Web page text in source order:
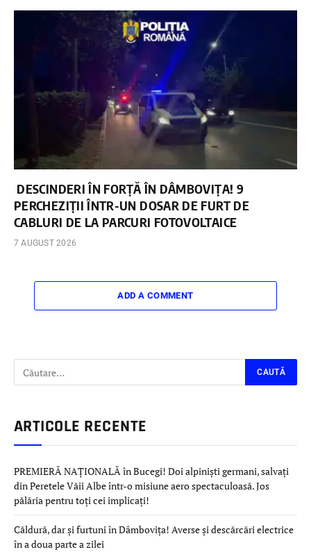
DESCINDERI ÎN FORȚĂ ÎN DÂMBOVIȚA! 9
PERCHEZIȚII ÎNTR-UN DOSAR DE FURT DE
CABLURI DE LA PARCURI FOTOVOLTAICE
7 AUGUST 2026
ADD A COMMENT
ARTICOLE RECENTE
PREMIERĂ NAȚIONALĂ în Bucegi! Doi alpiniști germani, salvați
din Peretele Văii Albe într-o misiune aero spectaculoasă. Jos
pălăria pentru toți cei implicați!
Căldură, dar și furtuni în Dâmbovița! Averse și descărcări electrice
în a doua parte a zilei